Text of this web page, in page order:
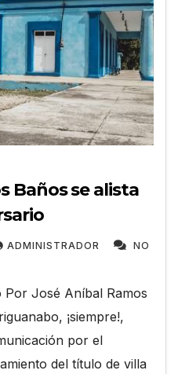
Baños se alista
ADMINISTRADOR NO
Por José Aníbal Ramos
¡siempre!,
por el
del título de villa